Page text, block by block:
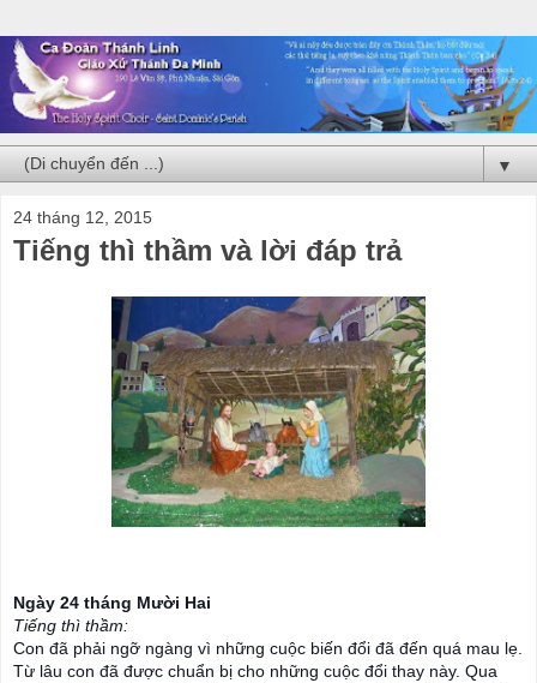
▼
24 tháng 12, 2015
Tiếng thì thầm và lời đáp trả
Ngày 24 tháng Mười Hai
Tiếng thì thầm:
Con đã phải ngỡ ngàng vì những cuộc biến đổi đã đến quá mau lẹ.
Từ lâu con đã được chuẩn bị cho những cuộc đổi thay này. Qua